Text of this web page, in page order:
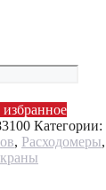
Категории:
, Расходомеры,